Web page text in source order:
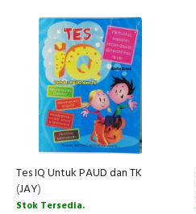
Tes IQ Untuk PAUD dan TK
(JAY)
Stok Tersedia.